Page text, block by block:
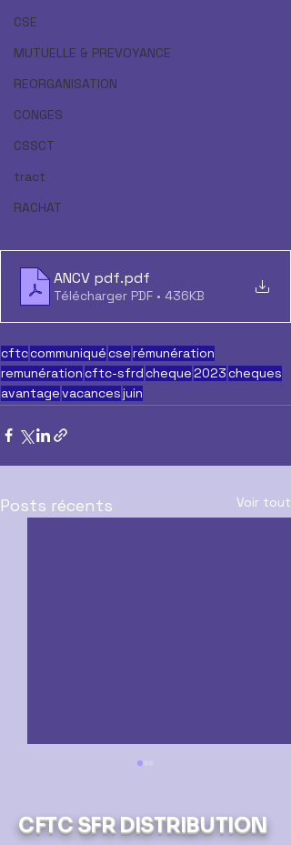
CSE
MUTUELLE & PREVOYANCE
REORGANISATION
CONGES
CSSCT
tract
RACHAT
ANCV pdf.pdf
Télécharger PDF • 436KB
cftccommuniquécserémunération
remunérationcftc-sfrdcheque2023cheques
avantagevacancesjuin
Posts récents Voir tout
CFTC SFR DISTRIBUTION